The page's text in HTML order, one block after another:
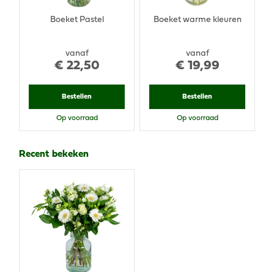
vanaf
€ 22,50
Boeket Pastel
Bestellen
Op voorraad
vanaf
€ 19,99
Boeket warme kleuren
Bestellen
Op voorraad
Recent bekeken